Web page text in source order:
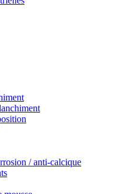
/ anti-calcique